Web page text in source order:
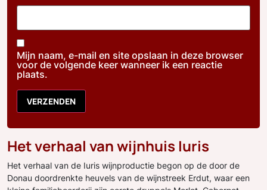
Mijn naam, e-mail en site opslaan in deze browser
voor de volgende keer wanneer ik een reactie
plaats.
Het verhaal van wijnhuis Iuris
Het verhaal van de Iuris wijnproductie begon op de door de
Donau doordrenkte heuvels van de wijnstreek Erdut, waar een